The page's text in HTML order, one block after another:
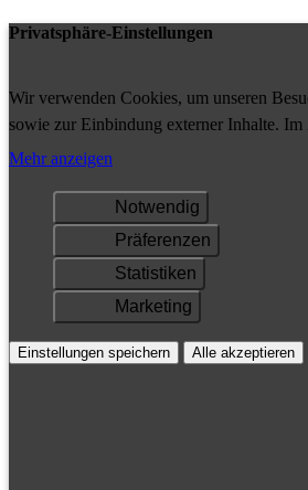
Privatsphäre-Einstellungen
Wir verwenden Cookies, um unseren
sowie zur Einbindung externer Inhalte.
Ihrem Gerät gespeichert und/oder
Mehr anzeigen
Notwendig
Präferenzen
Statistiken
Marketing
Einstellungen speichern Alle akzeptieren